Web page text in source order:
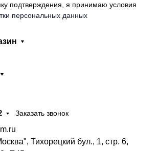
подтверждения, я принимаю условия
персональных данных
Заказать звонок
Тихорецкий бул., 1, стр. 6,